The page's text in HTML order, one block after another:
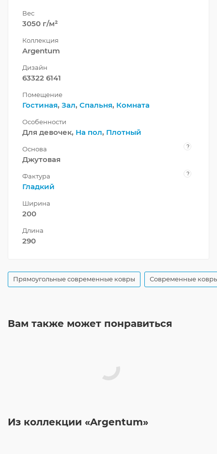
Вес
3050 г/м²
Коллекция
Argentum
Дизайн
63322 6141
Помещение
Гостиная, Зал, Спальня, Комната
Особенности
Для девочек, На пол, Плотный
Основа ?
Джутовая
Фактура ?
Гладкий
Ширина
200
Длина
290
Прямоугольные современные ковры Современные
Вам также может понравиться
Из коллекции «Argentum»